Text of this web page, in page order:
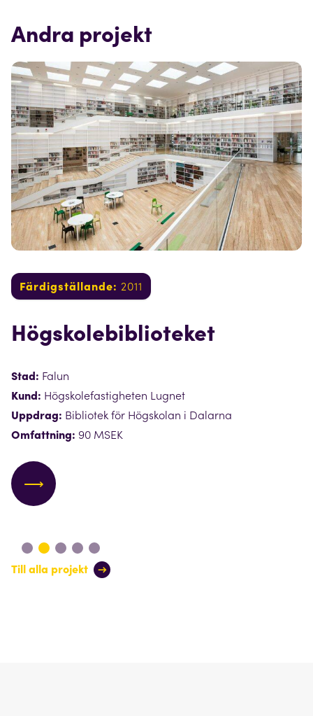
Andra projekt
Färdigställande: 2011
Högskole­biblioteket
Stad: Falun
Kund: Högskolefastigheten Lugnet
Uppdrag: Bibliotek för Högskolan i Dalarna
Omfattning: 90 MSEK
⟶
Till alla projekt